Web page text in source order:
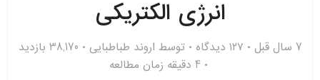
انرژی الکتریکی
7 سال قبل ۱۲۷ دیدگاه توسط اروند طباطبایی
38,170 بازدید
4 دقیقه زمان مطالعه